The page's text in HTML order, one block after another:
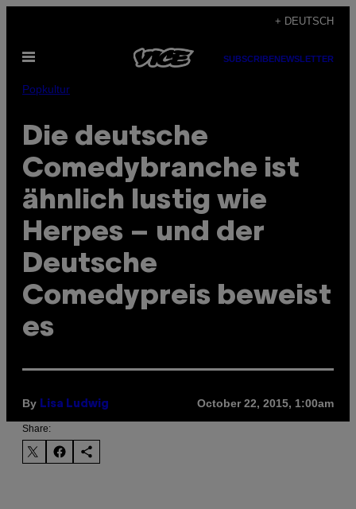
content
+ DEUTSCH
Open
SUBSCRIBENEWSLETTER
Popkultur
Die deutsche
Comedybranche ist
ähnlich lustig wie
Herpes – und der
Deutsche
Comedypreis beweist
es
By Lisa Ludwig October 22, 2015, 1:00am
Share: